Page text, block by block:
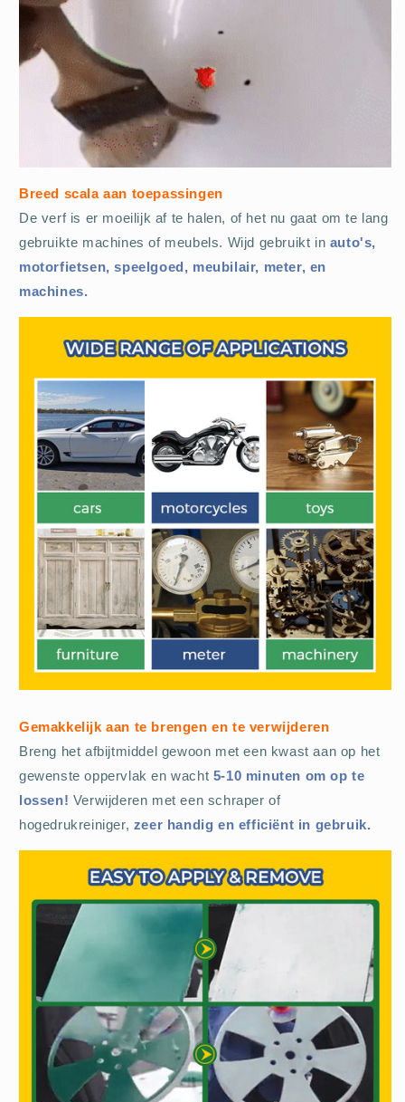
Breed scala aan toepassingen
De verf is er moeilijk af te halen, of het nu gaat om te lang
gebruikte machines of meubels. Wijd gebruikt in auto's,
motorfietsen, speelgoed, meubilair, meter, en
machines.
Gemakkelijk aan te brengen en te verwijderen
Breng het afbijtmiddel gewoon met een kwast aan op het
gewenste oppervlak en wacht 5-10 minuten om op te
lossen! Verwijderen met een schraper of
hogedrukreiniger, zeer handig en efficiënt in gebruik.